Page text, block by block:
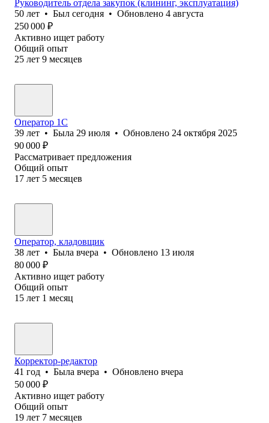
Руководитель отдела закупок (клининг, эксплуатация)
50 лет • Был сегодня • Обновлено 4 августа
250 000 ₽
Активно ищет работу
Общий опыт
25 лет 9 месяцев
Оператор 1С
39 лет • Была 29 июля • Обновлено 24 октября 2025
90 000 ₽
Рассматривает предложения
Общий опыт
17 лет 5 месяцев
Оператор, кладовщик
38 лет • Была вчера • Обновлено 13 июля
80 000 ₽
Активно ищет работу
Общий опыт
15 лет 1 месяц
Корректор-редактор
41 год • Была вчера • Обновлено вчера
50 000 ₽
Активно ищет работу
Общий опыт
19 лет 7 месяцев